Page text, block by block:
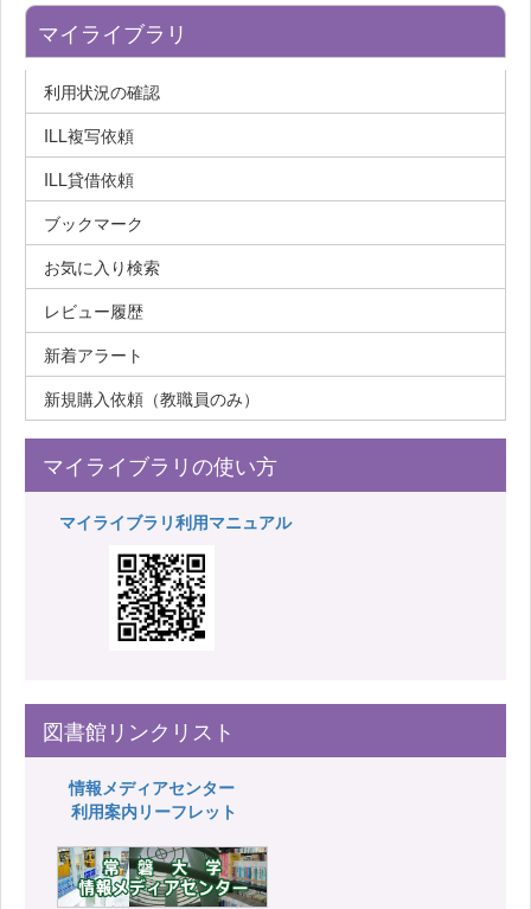
マイライブラリ
利用状況の確認
ILL複写依頼
ILL貸借依頼
ブックマーク
お気に入り検索
レビュー履歴
新着アラート
新規購入依頼（教職員のみ）
マイライブラリの使い方
マイライブラリ利用マニュアル
図書館リンクリスト
情報メディアセンター
利用案内リーフレット